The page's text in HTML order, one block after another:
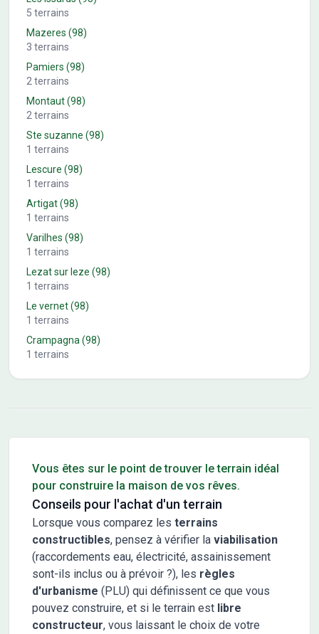
5 terrains
Mazeres (98)
3 terrains
Pamiers (98)
2 terrains
Montaut(98)
2 terrains
Ste suzanne (98)
1 terrains
Lescure (98)
1 terrains
Artigat(98)
1 terrains
Varilhes (98)
1 terrains
Lezat sur leze (98)
1 terrains
Le vernet(98)
1 terrains
Crampagna (98)
1 terrains
Vous êtes sur le point de trouver le terrain idéal
pour construire la maison de vos rêves.
Conseils pour l'achat d'un terrain
Lorsque vous comparez les terrains
constructibles, pensez à vérifier la viabilisation
(raccordements eau, électricité, assainissement
sont-ils inclus ou à prévoir ?), les règles
d'urbanisme (PLU) qui définissent ce que vous
pouvez construire, et si le terrain est libre
constructeur, vous laissant le choix de votre